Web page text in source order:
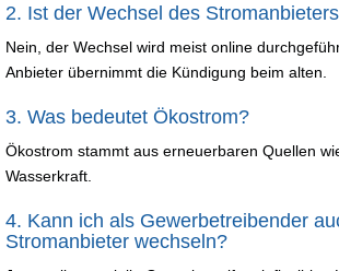
2. Ist der Wechsel des
Nein, der Wechsel wird meist online
Anbieter übernimmt die Kündigung beim alten.
3. Was bedeutet Ökostrom?
Ökostrom stammt aus erneuerbaren Quellen
Wasserkraft.
4. Kann ich als Gewerbetreibender
Stromanbieter wechseln?